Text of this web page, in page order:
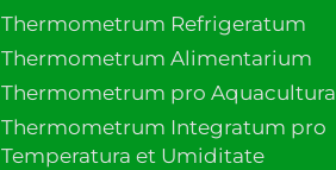
Thermometrum Refrigeratum
Thermometrum Alimentarium
Thermometrum pro Aquacultura
Thermometrum Integratum pro
Temperatura et Umiditate